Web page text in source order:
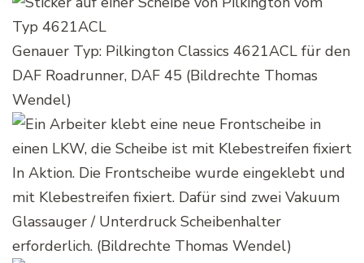
Genauer Typ: Pilkington Classics 4621ACL für den
DAF Roadrunner, DAF 45 (Bildrechte Thomas
Wendel)
In Aktion. Die Frontscheibe wurde eingeklebt und
mit Klebestreifen fixiert. Dafür sind zwei Vakuum
Glassauger / Unterdruck Scheibenhalter
erforderlich. (Bildrechte Thomas Wendel)